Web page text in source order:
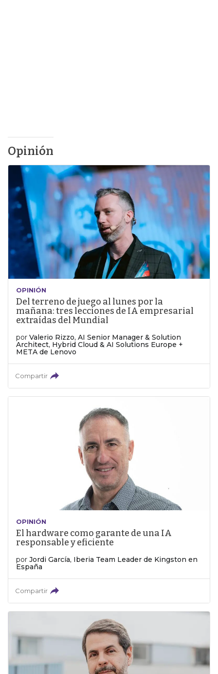
Opinión
OPINIÓN
Del terreno de juego al lunes por la
mañana: tres lecciones de IA empresarial
extraídas del Mundial
por Valerio Rizzo, AI Senior Manager & Solution
Architect, Hybrid Cloud & AI Solutions Europe +
META de Lenovo
Compartir
OPINIÓN
El hardware como garante de una IA
responsable y eficiente
por Jordi García, Iberia Team Leader de Kingston en
España
Compartir